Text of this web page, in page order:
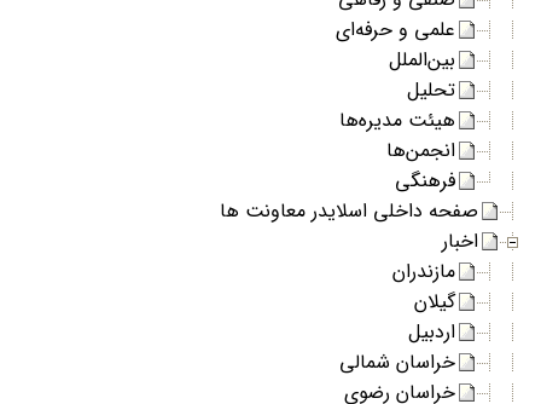
علمی و حرفه‌ای
بین‌الملل
تحلیل
هیئت مدیره‌ها
انجمن‌ها
فرهنگی
صفحه داخلی اسلایدر معاونت ها
اخبار
مازندران
گیلان
اردبیل
خراسان شمالی
خراسان رضوی